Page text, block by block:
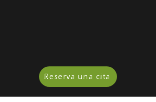
Reserva una cita